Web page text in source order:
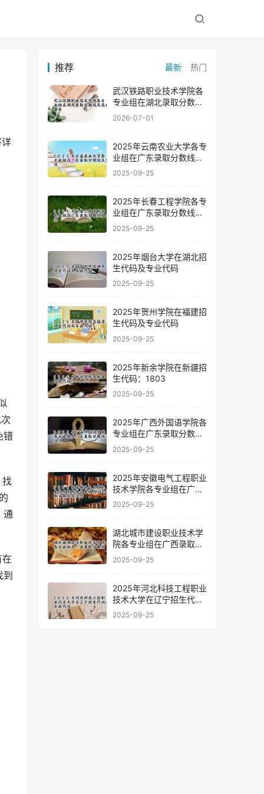
错
找
通
推荐 最新 热门
武汉铁路职业技术学院各
专业组在湖北录取分数线
及选科要求
2026-07-01
2025年云南农业大学各专
业组在广东录取分数线及
位次
2025-09-25
2025年长春工程学院各专
业组在广东录取分数线及
位次
2025-09-25
2025年烟台大学在湖北招
生代码及专业代码
2025-09-25
2025年贺州学院在福建招
生代码及专业代码
2025-09-25
2025年新余学院在新疆招
生代码：1803
2025-09-25
2025年广西外国语学院各
专业组在广东录取分数线
及位次
2025-09-25
2025年安徽电气工程职业
技术学院各专业组在广东
录取分数线及位次
2025-09-25
湖北城市建设职业技术学
院各专业组在广西录取分
数线
2025-09-25
2025年河北科技工程职业
技术大学在辽宁招生代码
及专业代码
2025-09-25